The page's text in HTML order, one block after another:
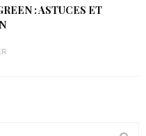
: ASTUCES ET